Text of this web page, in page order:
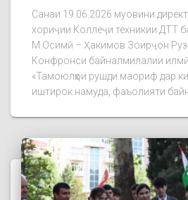
Санаи 19.06.2026 муовини
хориҷии Коллеҷи техникии ДТТ
М.Осимӣ – Ҳакимов Зоирҷон
Конфронси байналмилалии
«Тамоюлҳои рушди маориф дар
иштирок намуда, фаъолияти